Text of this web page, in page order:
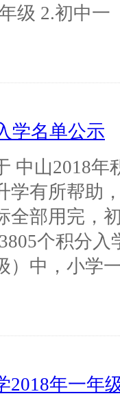
级 2.初中一
学名单公示
中山2018年
学有所帮助
全部用完，
个积分
）中，小学
2018年一年